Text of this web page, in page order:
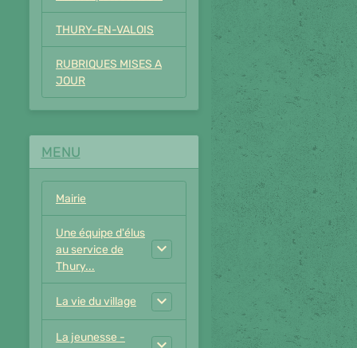
THURY-EN-VALOIS
RUBRIQUES MISES A
JOUR
MENU
Mairie
Une équipe d'élus
au service de
Thury...
La vie du village
La jeunesse -